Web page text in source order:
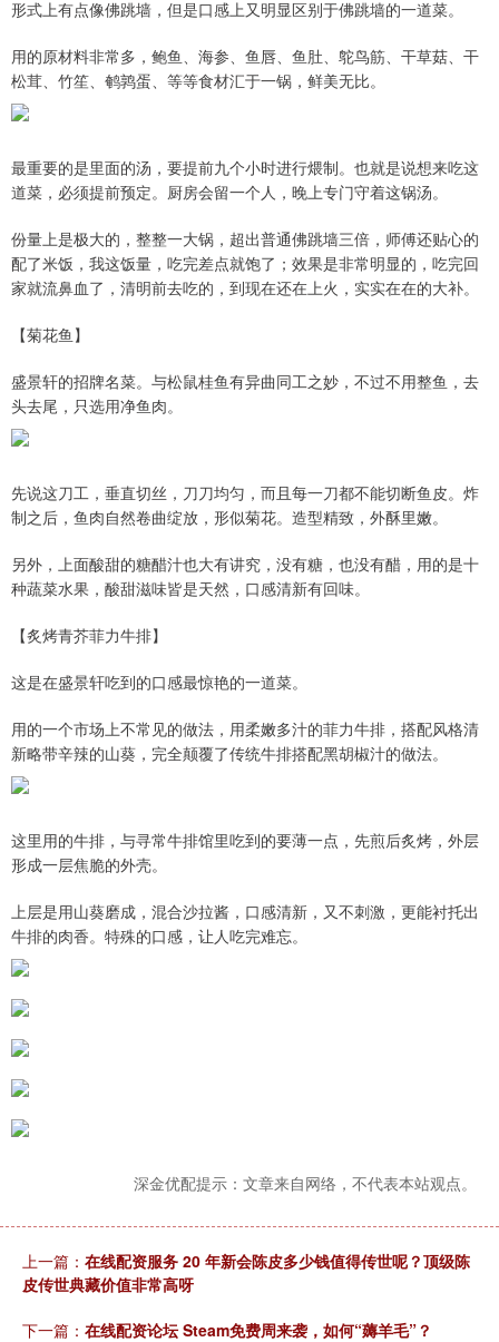
形式上有点像佛跳墙，但是口感上又明显区别于佛跳墙的一道菜。
用的原材料非常多，鲍鱼、海参、鱼唇、鱼肚、鸵鸟筋、干草菇、干
松茸、竹笙、鹌鹑蛋、等等食材汇于一锅，鲜美无比。
最重要的是里面的汤，要提前九个小时进行煨制。也就是说想来吃这
道菜，必须提前预定。厨房会留一个人，晚上专门守着这锅汤。
份量上是极大的，整整一大锅，超出普通佛跳墙三倍，师傅还贴心的
配了米饭，我这饭量，吃完差点就饱了；效果是非常明显的，吃完回
家就流鼻血了，清明前去吃的，到现在还在上火，实实在在的大补。
【菊花鱼】
盛景轩的招牌名菜。与松鼠桂鱼有异曲同工之妙，不过不用整鱼，去
头去尾，只选用净鱼肉。
先说这刀工，垂直切丝，刀刀均匀，而且每一刀都不能切断鱼皮。炸
制之后，鱼肉自然卷曲绽放，形似菊花。造型精致，外酥里嫩。
另外，上面酸甜的糖醋汁也大有讲究，没有糖，也没有醋，用的是十
种蔬菜水果，酸甜滋味皆是天然，口感清新有回味。
【炙烤青芥菲力牛排】
这是在盛景轩吃到的口感最惊艳的一道菜。
用的一个市场上不常见的做法，用柔嫩多汁的菲力牛排，搭配风格清
新略带辛辣的山葵，完全颠覆了传统牛排搭配黑胡椒汁的做法。
这里用的牛排，与寻常牛排馆里吃到的要薄一点，先煎后炙烤，外层
形成一层焦脆的外壳。
上层是用山葵磨成，混合沙拉酱，口感清新，又不刺激，更能衬托出
牛排的肉香。特殊的口感，让人吃完难忘。
深金优配提示：文章来自网络，不代表本站观点。
上一篇： 在线配资服务 20 年新会陈皮多少钱值得传世呢？顶级陈
皮传世典藏价值非常高呀
下一篇： 在线配资论坛 Steam免费周来袭，如何“薅羊毛”？